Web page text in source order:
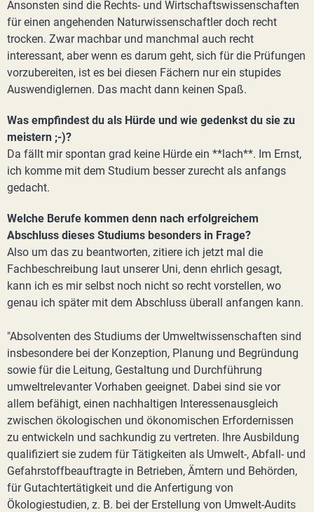
Ansonsten sind die Rechts- und Wirtschaftswissenschaften
für einen angehenden Naturwissenschaftler doch recht
trocken. Zwar machbar und manchmal auch recht
interessant, aber wenn es darum geht, sich für die Prüfungen
vorzubereiten, ist es bei diesen Fächern nur ein stupides
Auswendiglernen. Das macht dann keinen Spaß.
Was empfindest du als Hürde und wie gedenkst du sie zu
meistern ;-)?
Da fällt mir spontan grad keine Hürde ein **lach**. Im Ernst,
ich komme mit dem Studium besser zurecht als anfangs
gedacht.
Welche Berufe kommen denn nach erfolgreichem
Abschluss dieses Studiums besonders in Frage?
Also um das zu beantworten, zitiere ich jetzt mal die
Fachbeschreibung laut unserer Uni, denn ehrlich gesagt,
kann ich es mir selbst noch nicht so recht vorstellen, wo
genau ich später mit dem Abschluss überall anfangen kann.
"Absolventen des Studiums der Umweltwissenschaften sind
insbesondere bei der Konzeption, Planung und Begründung
sowie für die Leitung, Gestaltung und Durchführung
umweltrelevanter Vorhaben geeignet. Dabei sind sie vor
allem befähigt, einen nachhaltigen Interessenausgleich
zwischen ökologischen und ökonomischen Erfordernissen
zu entwickeln und sachkundig zu vertreten. Ihre Ausbildung
qualifiziert sie zudem für Tätigkeiten als Umwelt-, Abfall- und
Gefahrstoffbeauftragte in Betrieben, Ämtern und Behörden,
für Gutachtertätigkeit und die Anfertigung von
Ökologiestudien, z. B. bei der Erstellung von Umwelt-Audits